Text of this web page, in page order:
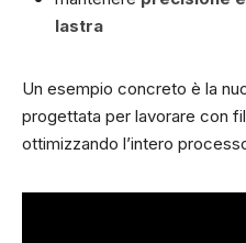
lastra
Un esempio concreto è la
progettata per lavorare con
ottimizzando l’intero